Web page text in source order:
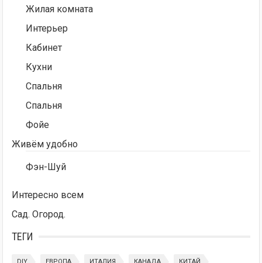
Жилая комната
Интерьер
Кабинет
Кухни
Спальня
Спальня
Фойе
Живём удобно
Фэн-Шуй
Интересно всем
Сад. Огород.
ТЕГИ